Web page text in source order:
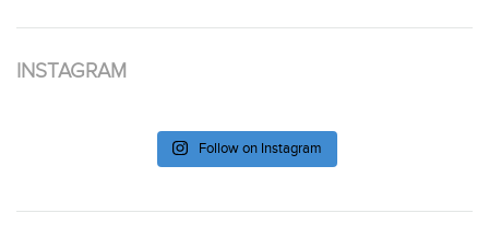
INSTAGRAM
Follow on Instagram